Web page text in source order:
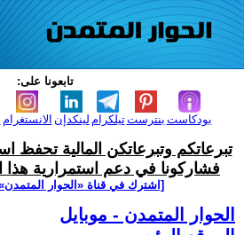
تابعونا على:
الانستغرام لينكدإن تيلكرامبنترست بودكاست
تبرعاتكم وتبرعاتكن المالية تحفظ
فشاركونا في دعم استمرارية هذا
[اشترك في قناة ‫«الحوار
الحوار المتمدن - موبايل